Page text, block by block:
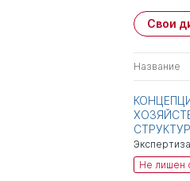
Свои
Название
Экспертиза
Не лишен